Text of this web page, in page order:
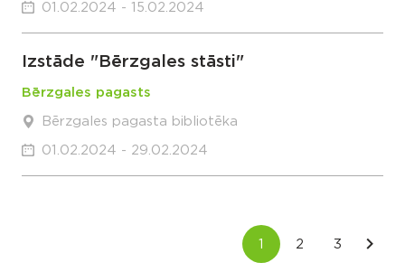
01.02.2024 - 15.02.2024
Izstāde "Bērzgales stāsti"
Bērzgales pagasts
Bērzgales pagasta bibliotēka
01.02.2024 - 29.02.2024